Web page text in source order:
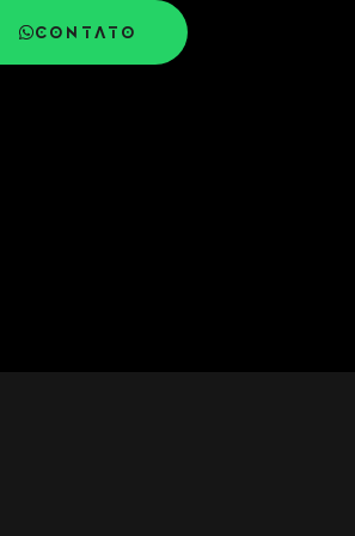
CONTATO